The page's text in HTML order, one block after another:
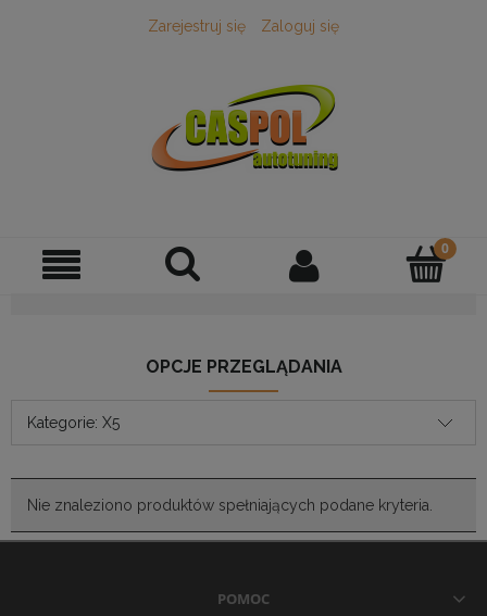
Zarejestruj się Zaloguj się
OPCJE PRZEGLĄDANIA
Kategorie: X5
Nie znaleziono produktów spełniających podane kryteria.
POMOC